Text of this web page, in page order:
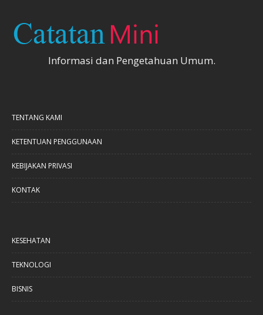
Informasi dan Pengetahuan Umum.
TENTANG KAMI
KETENTUAN PENGGUNAAN
KEBIJAKAN PRIVASI
KONTAK
KESEHATAN
TEKNOLOGI
BISNIS